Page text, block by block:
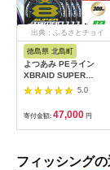
出典：ふるさとチョイ
徳島県 北島町
よつあみ PEライン
XBRAID SUPER
JIGMAN X8 6.0号
300m 4個 エックスブ
レイド スーパー ジグ
マン [YGK 徳島県 北
島町 29ac0114] ygk
糸 釣り 釣具 釣り具
5.0
寄付金額: 47,000 円
フィッシング